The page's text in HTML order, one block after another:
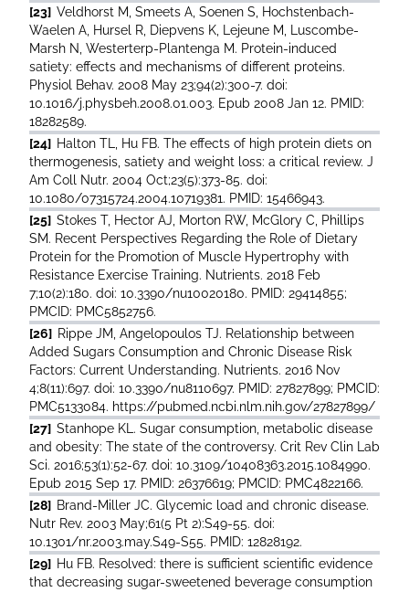
[23] Veldhorst M, Smeets A, Soenen S, Hochstenbach-
Waelen A, Hursel R, Diepvens K, Lejeune M, Luscombe-
Marsh N, Westerterp-Plantenga M. Protein-induced
satiety: effects and mechanisms of different proteins.
Physiol Behav. 2008 May 23;94(2):300-7. doi:
10.1016/j.physbeh.2008.01.003. Epub 2008 Jan 12. PMID:
18282589.
[24] Halton TL, Hu FB. The effects of high protein diets on
thermogenesis, satiety and weight loss: a critical review. J
Am Coll Nutr. 2004 Oct;23(5):373-85. doi:
10.1080/07315724.2004.10719381. PMID: 15466943.
[25] Stokes T, Hector AJ, Morton RW, McGlory C, Phillips
SM. Recent Perspectives Regarding the Role of Dietary
Protein for the Promotion of Muscle Hypertrophy with
Resistance Exercise Training. Nutrients. 2018 Feb
7;10(2):180. doi: 10.3390/nu10020180. PMID: 29414855;
PMCID: PMC5852756.
[26] Rippe JM, Angelopoulos TJ. Relationship between
Added Sugars Consumption and Chronic Disease Risk
Factors: Current Understanding. Nutrients. 2016 Nov
4;8(11):697. doi: 10.3390/nu8110697. PMID: 27827899; PMCID:
PMC5133084. https://pubmed.ncbi.nlm.nih.gov/27827899/
[27] Stanhope KL. Sugar consumption, metabolic disease
and obesity: The state of the controversy. Crit Rev Clin Lab
Sci. 2016;53(1):52-67. doi: 10.3109/10408363.2015.1084990.
Epub 2015 Sep 17. PMID: 26376619; PMCID: PMC4822166.
[28] Brand-Miller JC. Glycemic load and chronic disease.
Nutr Rev. 2003 May;61(5 Pt 2):S49-55. doi:
10.1301/nr.2003.may.S49-S55. PMID: 12828192.
[29] Hu FB. Resolved: there is sufficient scientific evidence
that decreasing sugar-sweetened beverage consumption